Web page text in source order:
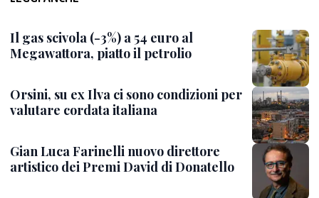
Il gas scivola (-3%) a 54 euro al
Megawattora, piatto il petrolio
Orsini, su ex Ilva ci sono condizioni per
valutare cordata italiana
Gian Luca Farinelli nuovo direttore
artistico dei Premi David di Donatello